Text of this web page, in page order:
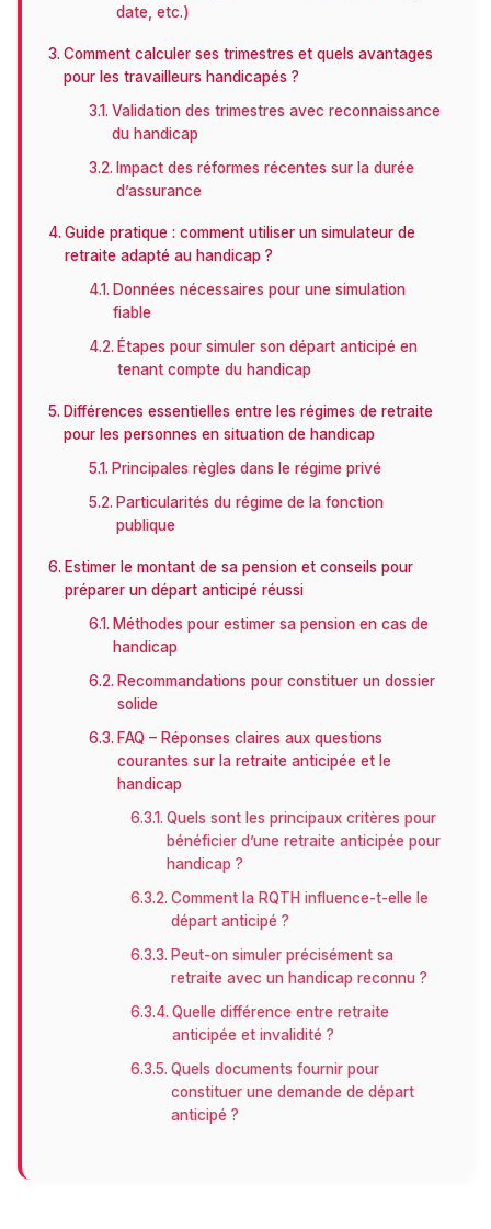
date, etc.)
Comment calculer ses trimestres et quels avantages
pour les travailleurs handicapés ?
Validation des trimestres avec reconnaissance
du handicap
Impact des réformes récentes sur la durée
d’assurance
Guide pratique : comment utiliser un simulateur de
retraite adapté au handicap ?
Données nécessaires pour une simulation
fiable
Étapes pour simuler son départ anticipé en
tenant compte du handicap
Différences essentielles entre les régimes de retraite
pour les personnes en situation de handicap
Principales règles dans le régime privé
Particularités du régime de la fonction
publique
Estimer le montant de sa pension et conseils pour
préparer un départ anticipé réussi
Méthodes pour estimer sa pension en cas de
handicap
Recommandations pour constituer un dossier
solide
FAQ – Réponses claires aux questions
courantes sur la retraite anticipée et le
handicap
Quels sont les principaux critères pour
bénéficier d’une retraite anticipée pour
handicap ?
Comment la RQTH influence-t-elle le
départ anticipé ?
Peut-on simuler précisément sa
retraite avec un handicap reconnu ?
Quelle différence entre retraite
anticipée et invalidité ?
Quels documents fournir pour
constituer une demande de départ
anticipé ?